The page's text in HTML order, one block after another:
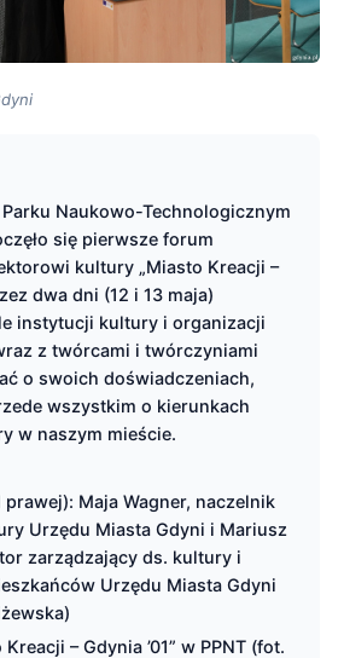
Naukowo-Technologicznym
się pierwsze forum
kultury „Miasto Kreacji –
dwa dni (12 i 13 maja)
instytucji kultury i organizacji
z twórcami i twórczyniami
o swoich doświadczeniach,
wszystkim o kierunkach
w naszym mieście.
Maja Wagner, naczelnik
Urzędu Miasta Gdyni i Mariusz
zarządzający ds. kultury i
Urzędu Miasta Gdyni
– Gdynia ’01” w PPNT (fot.